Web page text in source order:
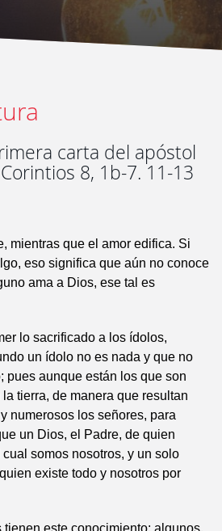
carta del apóstol
8, 1b-7. 11-13
mientras que el amor edifica. Si
eso significa que aún no conoce
ama a Dios, ese tal es
lo sacrificado a los ídolos,
un ídolo no es nada y que no
pues aunque están los que son
tierra, de manera que resultan
numerosos los señores, para
un Dios, el Padre, de quien
somos nosotros, y un solo
existe todo y nosotros por